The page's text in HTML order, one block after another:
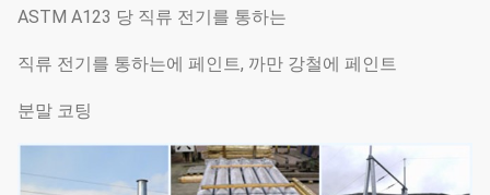
ASTM A123 당 직류 전기를 통하는
직류 전기를 통하는에 페인트, 까만 강철에 페인트
분말 코팅